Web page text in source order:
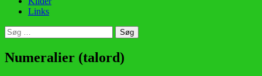
Links
Søg
efter:
Numeralier (talord)